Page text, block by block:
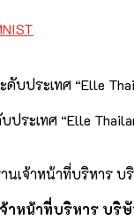
บประเทศ “Elle
นเจ้าหน้าที่บริหาร บ
าหน้าที่บริหาร บริ